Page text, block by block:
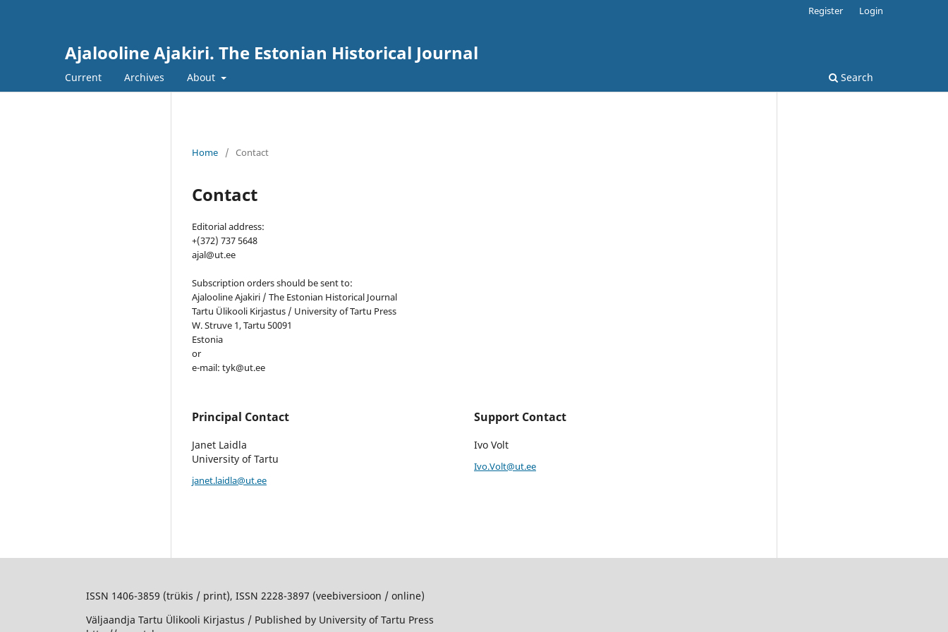
Ajalooline Ajakiri. The Estonian Historical Journal
Current Archives About Search
Register Login
Home / Contact
Contact
Editorial address:
+(372) 737 5648
ajal@ut.ee
Subscription orders should be sent to:
Ajalooline Ajakiri / The Estonian Historical Journal
Tartu Ülikooli Kirjastus / University of Tartu Press
W. Struve 1, Tartu 50091
Estonia
or
e-mail: tyk@ut.ee
Principal Contact
Janet Laidla
University of Tartu
janet.laidla@ut.ee
Support Contact
Ivo Volt
Ivo.Volt@ut.ee
ISSN 1406-3859 (trükis / print), ISSN 2228-3897 (veebiversioon / online)
Väljaandja Tartu Ülikooli Kirjastus / Published by University of Tartu Press